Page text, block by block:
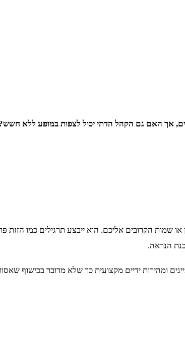
אך האם גם הקהל הדתי יכול לצפות במופע ללא
הקרובים אליכם. הוא ייבצע תרגילים כמו הזזת
הנראה.
ומהירות ידיים מקצועית כך שלא מדובר בכישוף